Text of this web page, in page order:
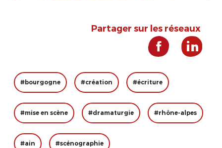
Partager sur les réseaux
#bourgogne #création #écriture
#mise en scène #dramaturgie #rhône-alpes
#ain #scénographie